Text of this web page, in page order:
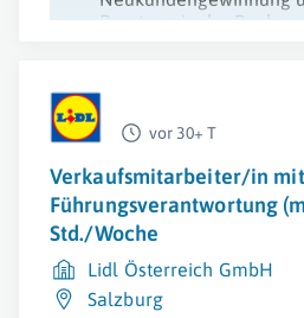
Beratung in der
vor 30+ T
Verkaufsmitarbeiter/in mit
Führungsverantwortung
Std./Woche
Lidl Österreich GmbH
Salzburg